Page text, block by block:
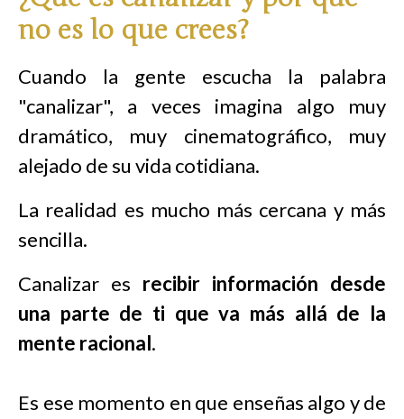
no es lo que crees?
Cuando la gente escucha la palabra
"canalizar", a veces imagina algo muy
dramático, muy cinematográfico, muy
alejado de su vida cotidiana.
La realidad es mucho más cercana y más
sencilla.
Canalizar es recibir información desde
una parte de ti que va más allá de la
mente racional.
Es ese momento en que enseñas algo y de